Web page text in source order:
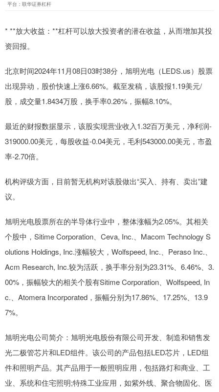
平台：联华证券杠杆
* **放大收益：**杠杆可以放大投资者的潜在收益，从而增加其投
资回报。
北京时间2024年11月08日03时38分，旭明光电（LEDS.us）股票
出现异动，股价快速上涨6.66%。截至发稿，该股报1.19美元/
股，成交量1.8434万股，换手率0.26%，振幅8.10%。
最近的财报数据显示，该股实现营业收入1.32百万美元，净利润-
319000.00美元，每股收益-0.04美元，毛利543000.00美元，市盈
率-2.70倍。
机构评级方面，目前暂无机构对该股做出“买入、持有、卖出”建
议。
旭明光电股票所在的半导体行业中，整体涨幅为2.05%。其相关
个股中，Sitime Corporation、Ceva, Inc.、Macom Technology S
olutions Holdings, Inc.涨幅较大，Wolfspeed, Inc.、Peraso Inc.、
Acm Research, Inc.较为活跃，换手率分别为23.31%、6.46%、3.
00%，振幅较大的相关个股有Sitime Corporation、Wolfspeed, In
c.、Atomera Incorporated，振幅分别为17.86%、17.25%、13.9
7%。
旭明光电公司简介：旭明光电股份有限公司开发、制造和销售发
光二极管芯片和LED组件。该公司的产品包括LED芯片，LED组
件和照明产品。其产品用于一般照明应用，包括路灯和商业、工
业、系统和住宅照明;特殊工业应用，如紫外线、聚合物固化、医